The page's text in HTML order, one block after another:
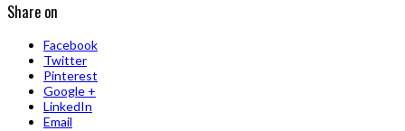
Share on
Facebook
Twitter
Pinterest
Google +
LinkedIn
Email